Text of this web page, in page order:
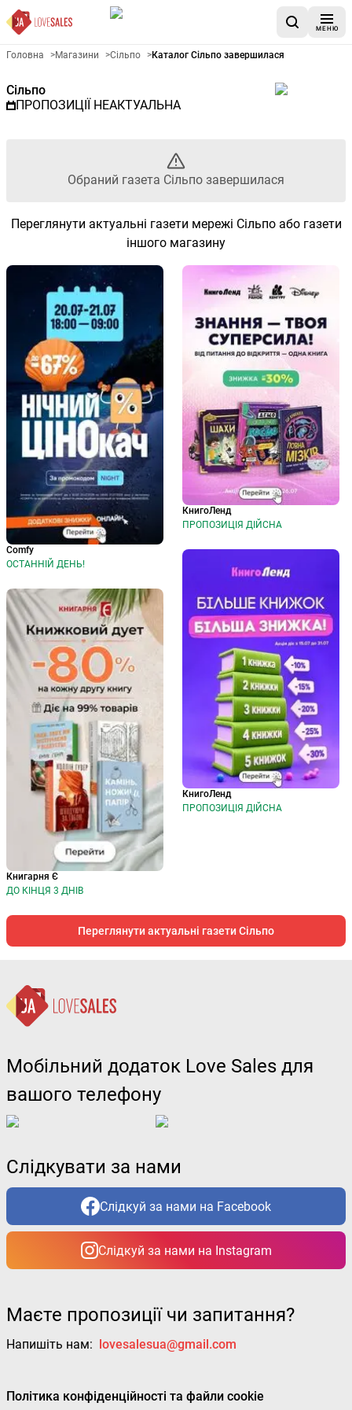
МЕНЮ
Рекламна газета Сільпо -
Головна >Магазини >Сільпо >Каталог Сільпо завершилася
Сільпо
ПРОПОЗИЦІЇ НЕАКТУАЛЬНА
Обраний газета Сільпо завершилася
Переглянути актуальні газети мережі Сільпо або газети
іншого магазину
Comfy
ОСТАННІЙ ДЕНЬ!
Книгарня Є
ДО КІНЦЯ 3 ДНІВ
КнигоЛенд
ПРОПОЗИЦІЯ ДІЙСНА
КнигоЛенд
ПРОПОЗИЦІЯ ДІЙСНА
Переглянути актуальні газети Сільпо
Мобільний додаток Love Sales для
вашого телефону
Слідкувати за нами
Слідкуй за нами на Facebook
Слідкуй за нами на Instagram
Маєте пропозиції чи запитання?
Напишіть нам: lovesalesua@gmail.com
Політика конфіденційності та файли cookie